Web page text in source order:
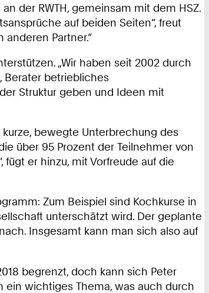
der RWTH, gemeinsam mit dem HSZ.
auf beiden Seiten“, freut
Partner.“
„Wir haben seit 2002 durch
Berater betriebliches
Struktur geben und Ideen mit
bewegte Unterbrechung des
über 95 Prozent der Teilnehmer von
er hinzu, mit Vorfreude auf die
Zum Beispiel sind Kochkurse in
unterschätzt wird. Der geplante
Insgesamt kann man sich also auf
begrenzt, doch kann sich Peter
ein wichtiges Thema, was auch durch